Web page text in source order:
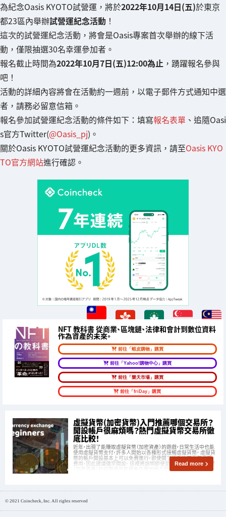
為紀念Oasis KYOTO試營運，將於2022年10月14日(五)於東京
都23區內舉辦試營運紀念活動 ！
這次的試營運紀念活動，將會是Oasis專案首次舉辦的線下活
動，僅限抽選30名幸運參加者。
報名截止時間為2022年10月7日(五)12:00為止 ，踴躍報名參與
吧！
活動的詳細內容將會在活動約一週前，以電子郵件方式通知中選
者，請務必留意信箱。
報名參加試營運紀念活動的條件如下：填寫報名表單 、追隨Oasi
s官方Twitter(@Oasis_pj)。
關於Oasis KYOTO試營運紀念活動的更多資訊，請至Oasis KYO
TO官方網站進行確認。
NFT 教科書 從商業、區塊鏈、法律和會計到數位資料
作為資產的未來。
前往「蝦皮購物」購買
前往「Yahoo!購物中心」購買
前往「樂天市場」購買
前往「friDay」購買
虛擬貨幣(加密貨幣)入門推薦哪個交易所？
開設帳戶很麻煩嗎？熱門虛擬貨幣交易所徹
底比較！
近年，出現了能賺取虛擬貨幣（加密資產）的遊戲，日常生活中也能
使用虛擬貨幣支付，許多人開始以各種形式接觸虛擬貨幣。 虛擬貨
幣的帳戶開設基本上可以免費進行，即使開了帳戶也不需年費等
費用，因此建議儘早開設。 這裡將說明即使是還不太了解虛擬貨幣
（加密資產）的初學者也能避免失敗的帳戶開設方法。
Read more
© 2021 Coincheck, Inc. All rights reserved